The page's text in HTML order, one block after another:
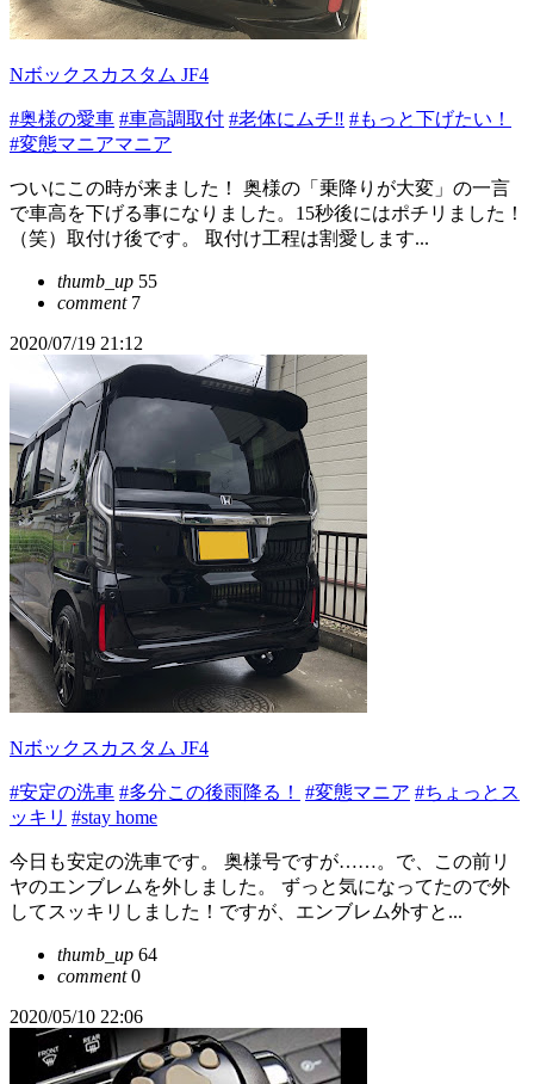
Nボックスカスタム JF4
#奥様の愛車 #車高調取付 #老体にムチ‼︎ #もっと下げたい！
#変態マニアマニア
ついにこの時が来ました！ 奥様の「乗降りが大変」の一言
で車高を下げる事になりました。15秒後にはポチリました！
（笑）取付け後です。 取付け工程は割愛します...
thumb_up 55
comment7
2020/07/19 21:12
Nボックスカスタム JF4
#安定の洗車 #多分この後雨降る！ #変態マニア #ちょっとス
ッキリ #stay home
今日も安定の洗車です。 奥様号ですが……。で、この前リ
ヤのエンブレムを外しました。 ずっと気になってたので外
してスッキリしました！ですが、エンブレム外すと...
thumb_up 64
comment0
2020/05/10 22:06